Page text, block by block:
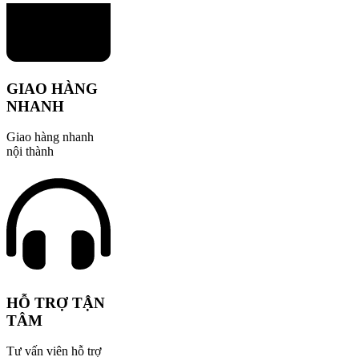
GIAO HÀNG
NHANH
Giao hàng nhanh
nội thành
HỖ TRỢ TẬN
TÂM
Tư vấn viên hỗ trợ